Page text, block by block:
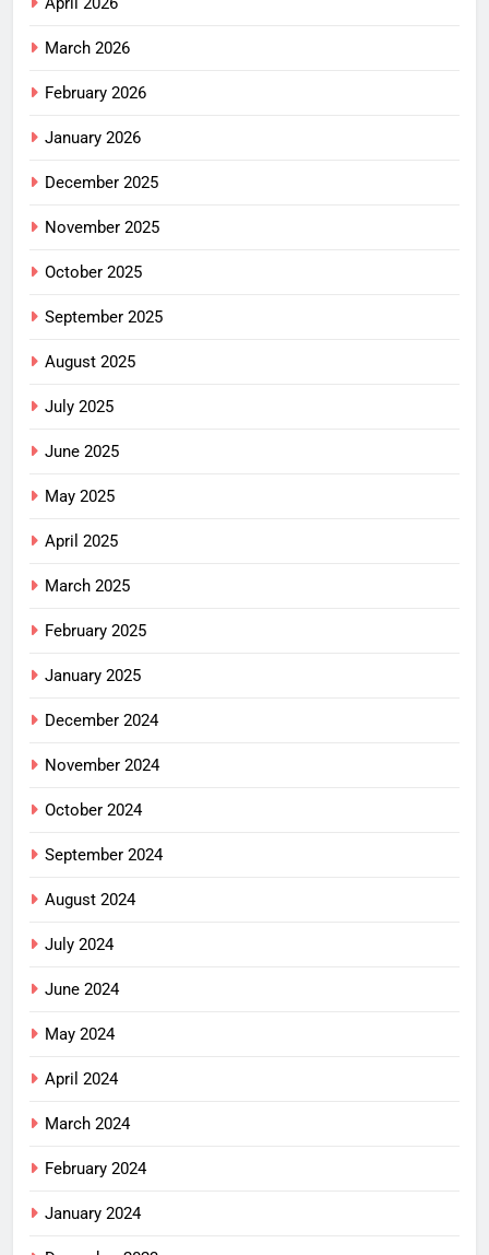
March 2026
February 2026
January 2026
December 2025
November 2025
October 2025
September 2025
August 2025
July 2025
June 2025
May 2025
April 2025
March 2025
February 2025
January 2025
December 2024
November 2024
October 2024
September 2024
August 2024
July 2024
June 2024
May 2024
April 2024
March 2024
February 2024
January 2024